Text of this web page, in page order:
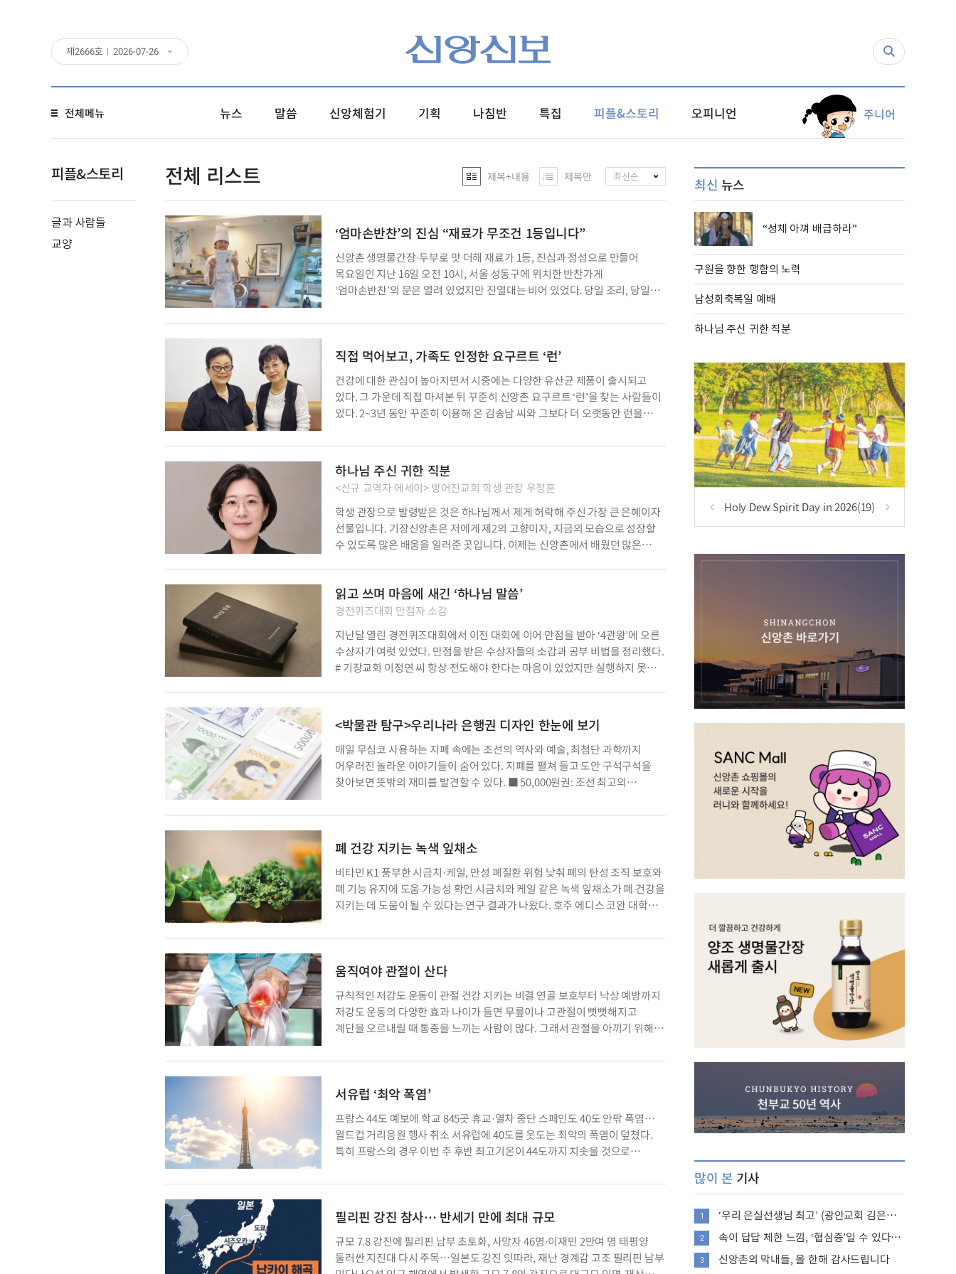
제 2666호 2026-07-26
전체메뉴 뉴스 말씀 신앙체험기 기획 나침반 특집 피플&스토리 오피니언 주니어
피플&스토리
글과 사람들
교양
전체 리스트 최신순
제목+내용 제목만
‘엄마손반찬’의 진심 “재료가 무조건 1등입니다”
신앙촌 생명물간장·두부로 맛 더해 재료가 1등, 진심과 정성으로 만들어
목요일인 지난 16일 오전 10시, 서울 성동구에 위치한 반찬가게
‘엄마손반찬’의 문은 열려 있었지만 진열대는 비어 있었다. 당일 조리, 당일
이날, 김종월 사장은 다음 장사를 준비하기 위해 배추를 구입하러 나설
직접 먹어보고, 가족도 인정한 요구르트 ‘런’
건강에 대한 관심이 높아지면서 시중에는 다양한 유산균 제품이 출시되고
있다. 그 가운데 직접 마셔본 뒤 꾸준히 신앙촌 요구르트 ‘런’을 찾는 사람들이
있다. 2~3년 동안 꾸준히 이용해 온 김송남 씨와 그보다 더 오랫동안 런을
장도 편안해지는 ‘런’…“이제는 안심하고 마셔요” 김송남 씨는 평소
유제품이나 유산균 […]
하나님 주신 귀한 직분
<신규 교역자 에세이> 방어진교회 학생 관장 우정훈
학생 관장으로 발령받은 것은 하나님께서 제게 허락해 주신 가장 큰 은혜이자
선물입니다. 기장신앙촌은 저에게 제2의 고향이자, 지금의 모습으로 성장할
수 있도록 많은 배움을 일러준 곳입니다. 이제는 신앙촌에서 배웠던 많은
관장님이라는 직분을 상상조차 하지 못했습니다. 늘 ‘나 […]
읽고 쓰며 마음에 새긴 ‘하나님 말씀’
경전퀴즈대회 만점자 소감
지난달 열린 경전퀴즈대회에서 이전 대회에 이어 만점을 받아 ‘4관왕’에 오른
수상자가 여럿 있었다. 만점을 받은 수상자들의 소감과 공부 비법을 정리했다.
# 기장교회 이정연 씨 항상 전도해야 한다는 마음이 있었지만 실행하지 못해
기억을 되살려 퀴즈 책을 […]
<박물관 탐구>우리나라 은행권 디자인 한눈에 보기
매일 무심코 사용하는 지폐 속에는 조선의 역사와 예술, 최첨단 과학까지
어우러진 놀라운 이야기들이 숨어 있다. 지폐를 펼쳐 들고 도안 구석구석을
찾아보면 뜻밖의 재미를 발견할 수 있다. ■ 50,000원권: 조선 최고의
초상과 함께 다산·번창을 뜻하는 <묵포도도>, 득남을 상징하는 <초충도수병>
폐 건강 지키는 녹색 잎채소
비타민 K1 풍부한 시금치·케일, 만성 폐질환 위험 낮춰 폐의 탄성 조직 보호와
폐 기능 유지에 도움 가능성 확인 시금치와 케일 같은 녹색 잎채소가 폐 건강을
지키는 데 도움이 될 수 있다는 연구 결과가 나왔다. 호주 에디스 코완 대학교
풍부한 녹색 잎채소를 많이 섭취한 […]
움직여야 관절이 산다
규칙적인 저강도 운동이 관절 건강 지키는 비결 연골 보호부터 낙상 예방까지
저강도 운동의 다양한 효과 나이가 들면 무릎이나 고관절이 뻣뻣해지고
계단을 오르내릴 때 통증을 느끼는 사람이 많다. 그래서 관절을 아끼기 위해
건강을 유지하는 데 도움이 된다고 말한다. 관절은 뼈끝을 감싸는 연골과 관절
서유럽 ‘최악 폭염’
프랑스 44도 예보에 학교 845곳 휴교·열차 중단 스페인도 40도 안팎 폭염…
월드컵 거리응원 행사 취소 서유럽에 40도를 웃도는 최악의 폭염이 덮쳤다.
특히 프랑스의 경우 이번 주 후반 최고기온이 44도까지 치솟을 것으로
기상청과 주요 외신에 따르면 프랑스 본토 96개 데파르트망(행정구역) 가운데
필리핀 강진 참사… 반세기 만에 최대 규모
규모 7.8 강진에 필리핀 남부 초토화, 사망자 46명·이재민 2만여 명 태평양
둘러싼 지진대 다시 주목…일본도 강진 잇따라, 재난 경계감 고조 필리핀 남부
최신 뉴스
“성체 아껴 배급하라”
구원을 향한 행함의 노력
남성회축복일 예배
하나님 주신 귀한 직분
Holy Dew Spirit Day in 2026(19)
많이 본 기사
1 ‘우리 은실선생님 최고’ (광안교회 김은실 반사)
2 속이 답답 체한 느낌, ‘협심증’일 수 있다고?
3
신앙촌의 막내들, 올 한해 감사드립니다